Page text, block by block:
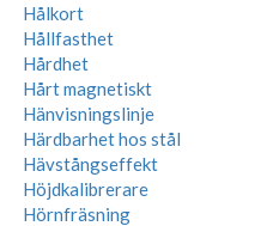
Hålkort
Hållfasthet
Hårdhet
Hårt magnetiskt
Hänvisningslinje
Härdbarhet hos stål
Hävstångseffekt
Höjdkalibrerare
Hörnfräsning